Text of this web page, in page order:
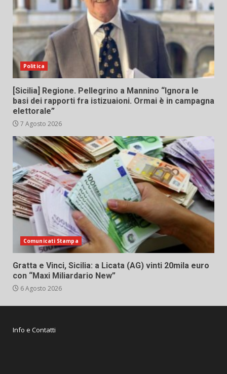
Politica
[Sicilia] Regione. Pellegrino a Mannino “Ignora le
basi dei rapporti fra istizuaioni. Ormai è in campagna
elettorale”
7 Agosto 2026
Comunicati Stampa
Gratta e Vinci, Sicilia: a Licata (AG) vinti 20mila euro
con “Maxi Miliardario New”
6 Agosto 2026
Info e Contatti